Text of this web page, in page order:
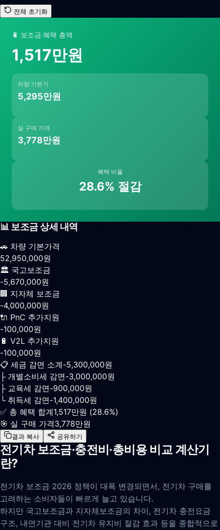
전체 초기화
🔋 보조금 혜택 총액
1,517만원
차량 기본가
5,295만원
실 구매 가격
3,778만원
혜택 비율
28.6% 절감
📊 보조금 상세 내역
🚗 차량 기본가격
52,950,000원
🏛️ 국고보조금
-5,670,000원
🏢 지자체 보조금
-4,000,000원
🔌 PnC 추가지원
-100,000원
🔋 V2L 추가지원
-100,000원
📋 세금 감면 소계-5,300,000원
├ 개별소비세 감면-3,000,000원
├ 교육세 감면-900,000원
└ 취득세 감면-1,400,000원
✅ 총 혜택 합계1,517만원 (28.6%)
🎯 실 구매 가격3,778만원
결과 복사 공유하기
전기차 보조금·충전비·총비용 비교 계산기
란?
전기차 보조금 2026 정책이 대폭 변경되면서, 전기차 구매를
고려하는 소비자들이 빠르게 늘고 있습니다.
하지만 국고보조금과 지자체보조금의 차이, 전기차 충전요금
구조, 내연기관 대비 전기차 유지비 절감 효과 등을 종합적으로